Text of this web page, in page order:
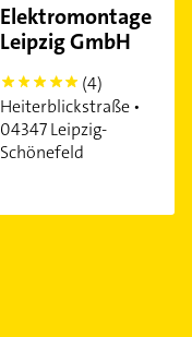
Elektromontagen
Leipzig GmbH
5
(4)
Heiterblickstraße •
04347 Leipzig-
Schönefeld